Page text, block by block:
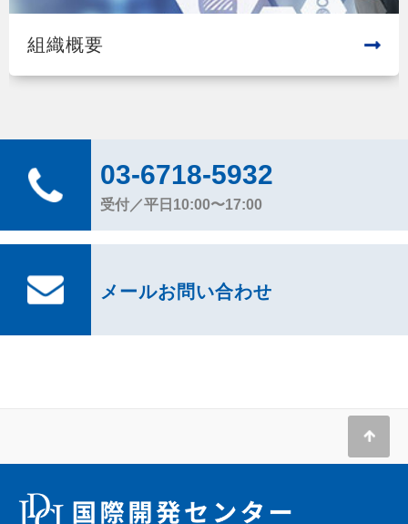
組織概要
03-6718-5932
受付／平日10:00〜17:00
メールお問い合わせ